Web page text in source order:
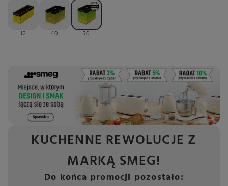
12 40 50
KUCHENNE REWOLUCJE Z
MARKĄ SMEG!
Do końca promocji pozostało: